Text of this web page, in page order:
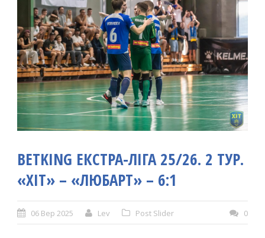
BETKING ЕКСТРА-ЛІГА 25/26. 2 ТУР.
«ХІТ» – «ЛЮБАРТ» – 6:1
06 Вер 2025 Lev Post Slider 0